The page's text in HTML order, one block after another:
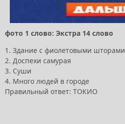
фото 1 слово: Экстра 14 слово
1. Здание с фиолетовыми шторами
2. Доспехи самурая
3. Суши
4. Много людей в городе
Правильный ответ: ТОКИО